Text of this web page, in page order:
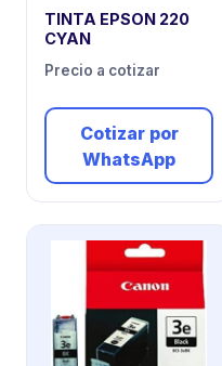
TINTA EPSON 220
CYAN
Precio a cotizar
Cotizar por
WhatsApp